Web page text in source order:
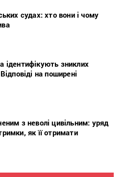
судах: хто вони і чому
ідентифікують зниклих
на поширені
з неволі цивільним: уряд
як її отримати